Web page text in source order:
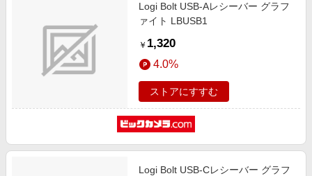
家電・PC・スマホ・カメラ
スポーツ・アウトドア・ゴルフ
旅行・レジャー・ホテル予約
楽天ペイ導入ストア
楽天サービス特集
わくわく夏特集
とことん買い物チャレンジ
Logi Bolt USB-Aレシーバー グラフ
ァイト LBUSB1
￥ 1,320
4.0%
ストアにすすむ
Logi Bolt USB-Cレシーバー グラフ